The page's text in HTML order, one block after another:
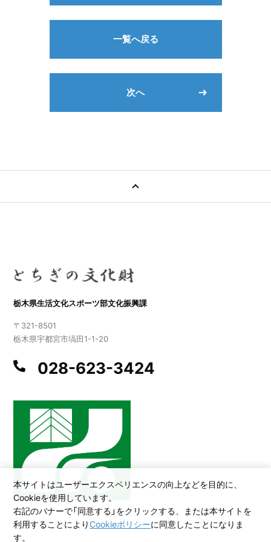
本サイトはユーザーエクスペリエンスの向上などを目的に、
Cookieを使用しています。
右記のバナーで「同意する」をクリックする、または本サイトを
利用することによりCookieポリシーに同意したことになりま
す。
一覧へ戻る
次へ
栃木県生活文化スポーツ部文化振興課
〒321-8501
栃木県宇都宮市塙田1-1-20
028-623-3424
©2026 All Rights Reserved,Copyright(C)2005.Tochigi Prefecture